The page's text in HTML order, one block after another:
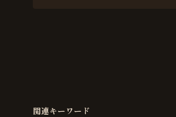
関連キーワード